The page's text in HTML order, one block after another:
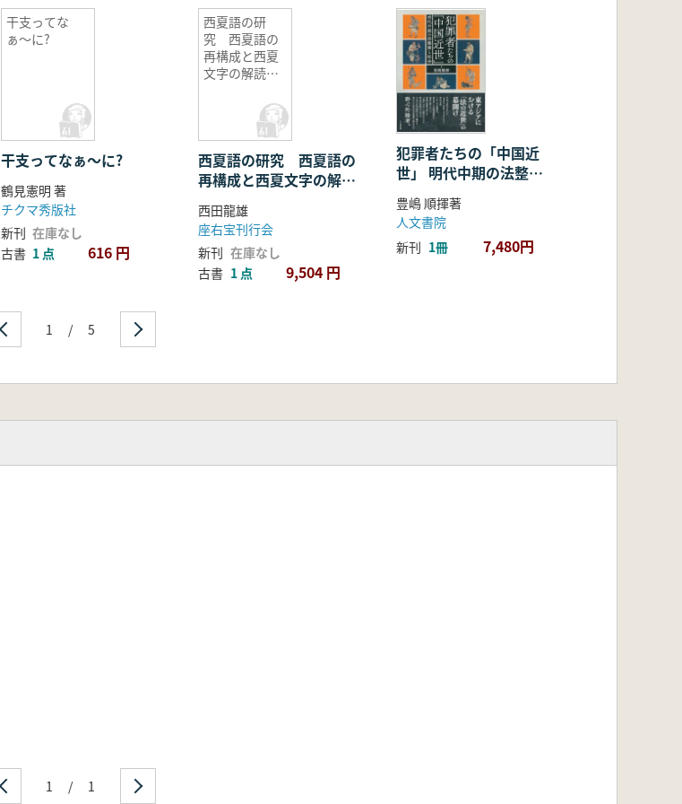
干支ってな
ぁ〜に?
干支ってなぁ〜に?
鶴見憲明 著
チクマ秀版社
新刊 在庫なし
古書 1 点 616 円
西夏語の研
究 西夏語の
再構成と西夏
文字の解読
西夏語の研究 西夏語の
再構成と西夏文字の解
読 2 (下巻)
西田龍雄
座右宝刊行会
新刊 在庫なし
古書 1 点 9,504 円
犯罪者たちの「中国近
世」 明代中期の法整備
と社会
豊嶋 順揮著
人文書院
新刊 1冊 7,480円
1 / 5
1 / 1